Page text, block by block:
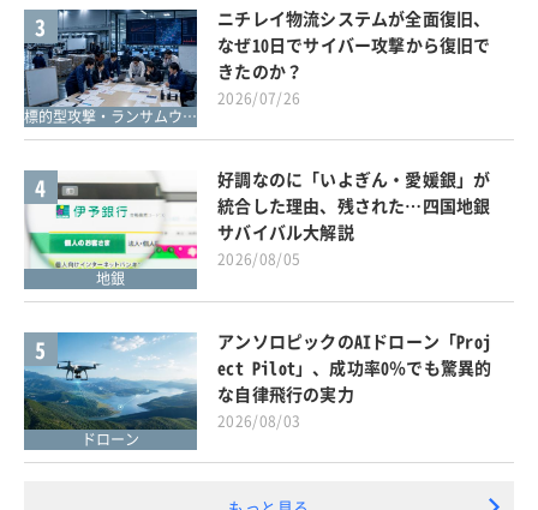
3
標的型攻撃・ランサムウェア対策
ニチレイ物流システムが全面復旧、
なぜ10日でサイバー攻撃から復旧で
きたのか？
2026/07/26
4
地銀
好調なのに「いよぎん・愛媛銀」が
統合した理由、残された…四国地銀
サバイバル大解説
2026/08/05
5
ドローン
アンソロピックのAIドローン「Proj
ect Pilot」、成功率0％でも驚異的
な自律飛行の実力
2026/08/03